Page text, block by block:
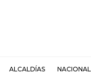
ALCALDÍAS NACIONAL